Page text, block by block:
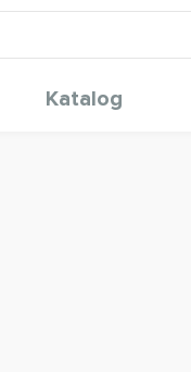
Katalog